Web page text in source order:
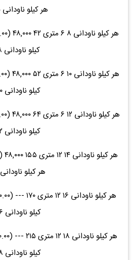
هر کیلو ناودانی ۶.۵
کیلو ناودانی ۸
کیلو ناودانی ۱۰
کیلو ناودانی ۱۲
هر کیلو ناودانی ۱۴
کیلو ناودانی ۱۶
کیلو ناودانی ۱۸